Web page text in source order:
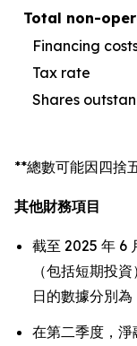
Total non-
Financing
Tax rate
Shares
**總數可能因四捨
其他財務項目
截至 2025 年 6
（包括短期投
日的數據分別為
在第二季度，